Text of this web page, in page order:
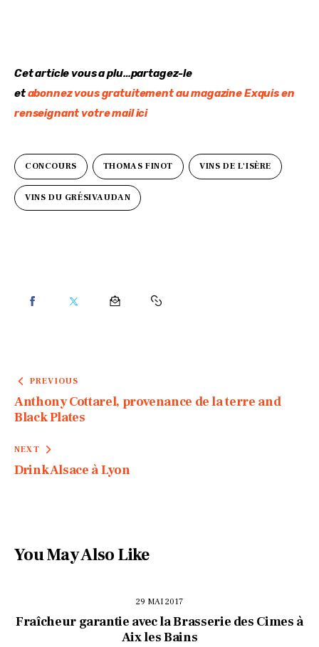
Cet article vous a plu…partagez-le
et abonnez vous gratuitement au magazine Exquis en
renseignant votre mail ici
CONCOURS THOMAS FINOT VINS DE L'ISÈRE
VINS DU GRÉSIVAUDAN
PREVIOUS
Anthony Cottarel, provenance de la terre and
Black Plates
NEXT
Drink Alsace à Lyon
You May Also Like
29 MAI 2017
Fraîcheur garantie avec la Brasserie des Cimes à
Aix les Bains